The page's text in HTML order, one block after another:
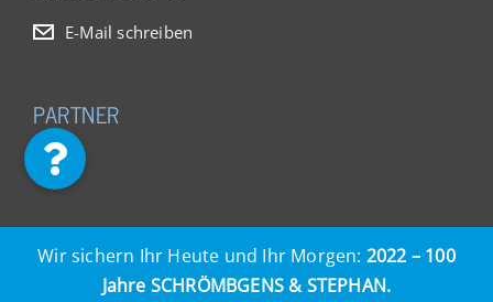
E-Mail schreiben
PARTNER
Wir sichern Ihr Heute und Ihr Morgen: 2022 – 100
Jahre SCHRÖMBGENS & STEPHAN.